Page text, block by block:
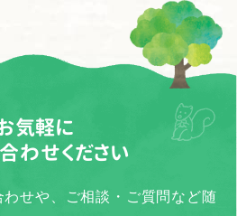
気軽に
わせください
わせや、ご相談・ご質問など随